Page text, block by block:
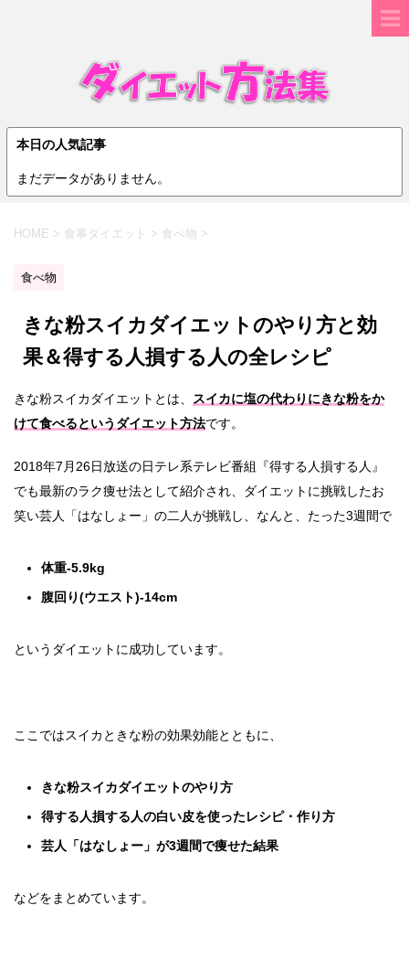
本日の人気記事
まだデータがありません。
HOME > 食事ダイエット > 食べ物 >
食べ物
きな粉スイカダイエットのやり方と効
果＆得する人損する人の全レシピ
きな粉スイカダイエットとは、
スイカに塩の代わりにきな粉をか
けて食べるというダイエット方法です。
2018年7月26日放送の日テレ系テレビ番組『得する人損する人』
でも最新のラク痩せ法として紹介され、ダイエットに挑戦したお
笑い芸人「はなしょー」の二人が挑戦し、なんと、たった3週間で
体重-5.9kg
腹回り(ウエスト)-14cm
というダイエットに成功しています。
ここではスイカときな粉の効果効能とともに、
きな粉スイカダイエットのやり方
得する人損する人の白い皮を使ったレシピ・作り方
芸人「はなしょー」が3週間で痩せた結果
などをまとめています。